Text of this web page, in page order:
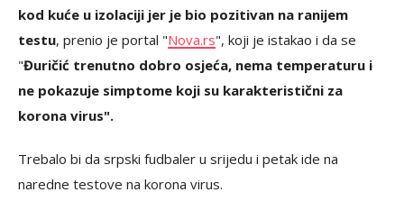
kod kuće u izolaciji jer je bio pozitivan na ranijem
testu, prenio je portal "Nova.rs", koji je istakao i da se
"Đuričić trenutno dobro osjeća, nema temperaturu i
ne pokazuje simptome koji su karakteristični za
korona virus".
Trebalo bi da srpski fudbaler u srijedu i petak ide na
naredne testove na korona virus.